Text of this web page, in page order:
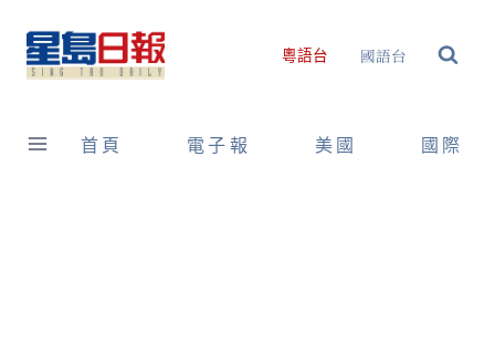
content
粵語台 國語台
首頁 電子報 美國 國際